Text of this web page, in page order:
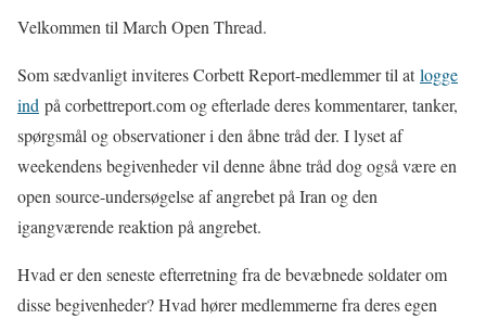
Velkommen til March Open Thread.
Som sædvanligt inviteres Corbett Report-medlemmer til atlogge
ind på corbettreport.com og efterlade deres kommentarer, tanker,
spørgsmål og observationer i den åbne tråd der. I lyset af
weekendens begivenheder vil denne åbne tråd dog også være en
open source-undersøgelse af angrebet på Iran og den
igangværende reaktion på angrebet.
Hvad er den seneste efterretning fra de bevæbnede soldater om
disse begivenheder? Hvad hører medlemmerne fra deres egen